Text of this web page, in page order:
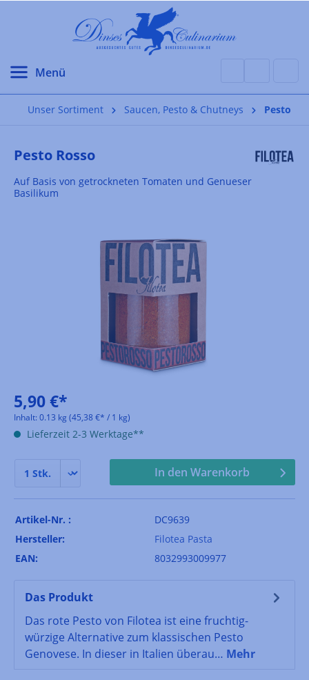
Unser Sortiment Saucen, Pesto & Chutneys Pesto
Pesto Rosso
Auf Basis von getrockneten Tomaten und Genueser
Basilikum
5,90 €*
Inhalt: 0.13 kg (45,38 €* / 1 kg)
Lieferzeit 2-3 Werktage**
In den Warenkorb
Artikel-Nr. :
DC9639
Hersteller:
Filotea Pasta
EAN:
8032993009977
Das Produkt
Das rote Pesto von Filotea ist eine fruchtig-
würzige Alternative zum klassischen Pesto
Genovese. In dieser in Italien überau… Mehr